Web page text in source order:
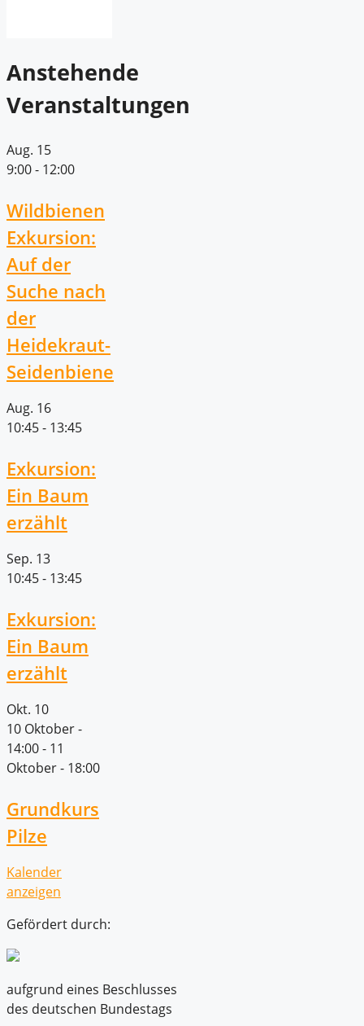
Anstehende
Veranstaltungen
Aug. 15
9:00- 12:00
Wildbienen
Exkursion:
Auf der
Suche nach
der
Heidekraut-
Seidenbiene
Aug. 16
10:45- 13:45
Exkursion:
Ein Baum
erzählt
Sep. 13
10:45- 13:45
Exkursion:
Ein Baum
erzählt
Okt. 10
10 Oktober -
14:00- 11
Oktober - 18:00
Grundkurs
Pilze
Kalender
anzeigen
Gefördert durch:
aufgrund eines Beschlusses
des deutschen Bundestags